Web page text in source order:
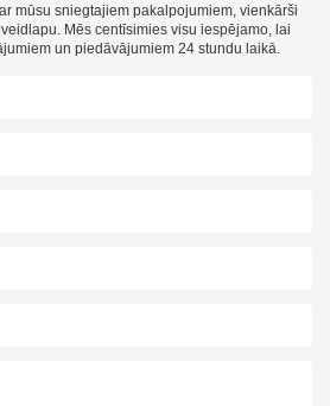
mūsu sniegtajiem pakalpojumiem, vienkārši
Mēs centīsimies visu iespējamo, lai
un piedāvājumiem 24 stundu laikā.